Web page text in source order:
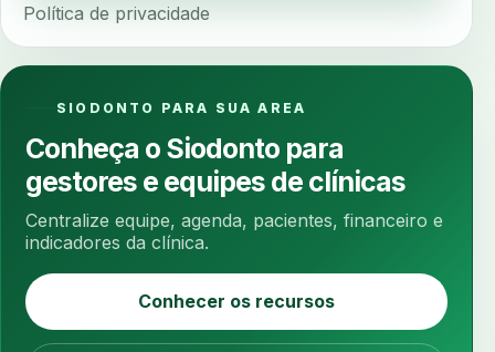
ancoragem anestesia
ansiedade odontologica antes e depois
antibiotico antibioticos
anticoagulantes aparelho intraoral
apertamento diurno apinhamento dentario
apneia do sono apneia sono
apps clinicos aprendizado federado
Política de privacidade
SIODONTO PARA SUA AREA
Conheça o Siodonto para
gestores e equipes de clínicas
Centralize equipe, agenda, pacientes, financeiro e
indicadores da clínica.
Conhecer os recursos